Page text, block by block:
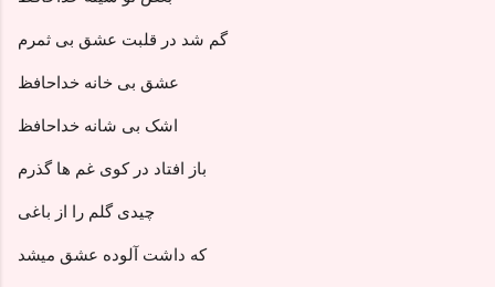
گم شد در قلبت عشق بی ثمرم
عشق بی خانه خداحافظ
اشک بی شانه خداحافظ
باز افتاد در کوی غم ها گذرم
چیدی گلم را از باغی
که داشت آلوده عشق میشد